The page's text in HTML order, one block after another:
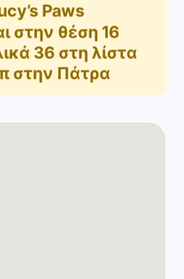
Paws
στην θέση 16
36 στη λίστα
στην Πάτρα